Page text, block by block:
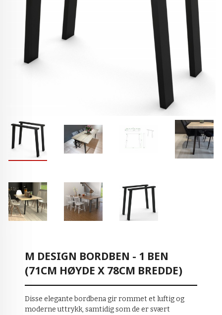
M DESIGN BORDBEN - 1 BEN
(71CM HØYDE X 78CM BREDDE)
Disse elegante bordbena gir rommet et luftig og
moderne uttrykk, samtidig som de er svært